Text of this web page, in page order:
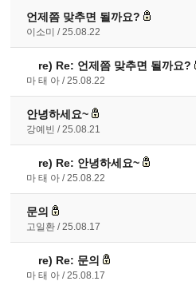
언제쯤 맞추면 될까요?
이소미 25.08.22
re) Re: 언제쯤 맞추면 될까요?
마 태 아 25.08.22
안녕하세요~
강예빈 25.08.21
re) Re: 안녕하세요~
마 태 아 25.08.22
문의
고일환 25.08.17
re) Re: 문의
마 태 아 25.08.17